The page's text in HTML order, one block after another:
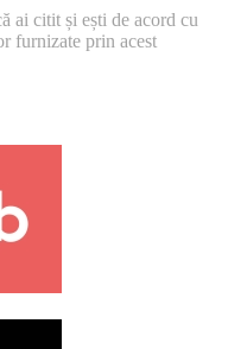
ai citit și ești de acord cu
furnizate prin acest